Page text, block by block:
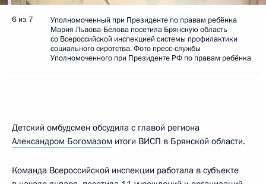
6 из 7
Уполномоченный при Президенте по правам ребёнка
Мария Львова-Белова посетила Брянскую область
со Всероссийской инспекцией системы профилактики
социального сиротства. Фото пресс-службы
Уполномоченного при Президенте РФ по правам ребёнка
Детский омбудсмен обсудила с главой региона
Александром Богомазом итоги ВИСП в Брянской области.
Команда Всероссийской инспекции работала в субъекте